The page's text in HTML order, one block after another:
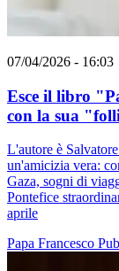
07/04/2026 - 16:03
Esce il libro
con la sua
L'autore è
un'amicizia vera:
Gaza, sogni di
Pontefice
aprile
Papa Francesco